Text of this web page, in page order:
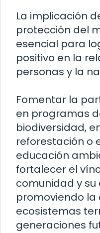
La implicación
protección del
esencial para
positivo en la
personas y la
Fomentar la
en programas
biodiversidad,
reforestación o
educación
fortalecer el
comunidad y su
promoviendo la
ecosistemas
generaciones